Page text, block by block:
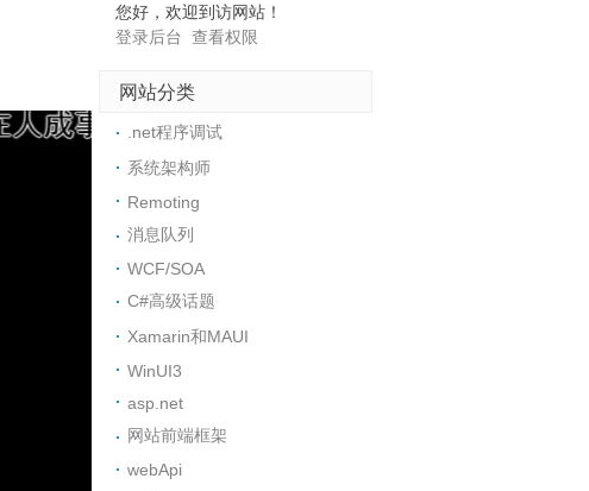
您好，欢迎到访网站！
登录后台 查看权限
网站分类
.net程序调试
系统架构师
Remoting
消息队列
WCF/SOA
C#高级话题
Xamarin和MAUI
WinUI3
asp.net
网站前端框架
webApi